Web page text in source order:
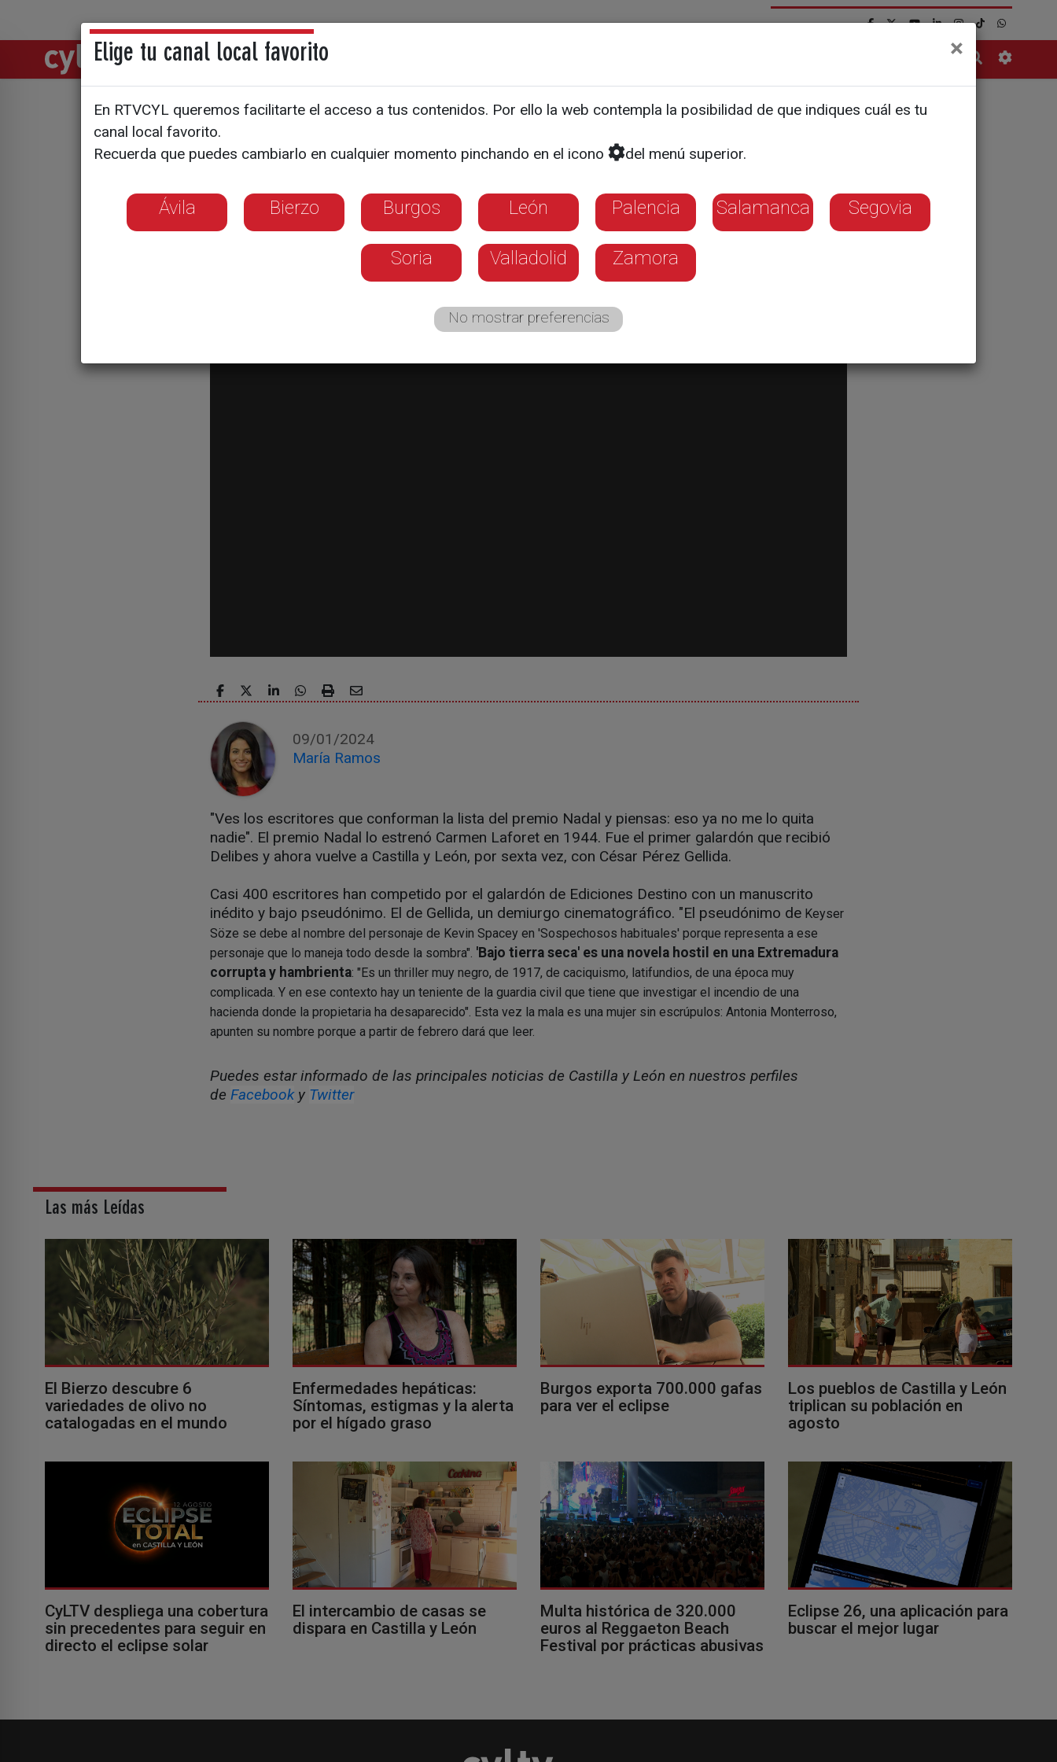
Directos Noticias
CULTURA
El premio Nadal vuelve a Castilla y León con
César Pérez Gellida
El jurado ha destacado "la personalidad estilística" de 'Bajo Tierra Seca', un
thriller rural ambientado en 1917 en Extremadura
09/01/2024
María Ramos
"Ves los escritores que conforman la lista del premio Nadal y piensas: eso ya no me lo quita
nadie". El premio Nadal lo estrenó Carmen Laforet en 1944. Fue el primer galardón que recibió
Delibes y ahora vuelve a Castilla y León, por sexta vez, con César Pérez Gellida.
Casi 400 escritores han competido por el galardón de Ediciones Destino con un manuscrito
inédito y bajo pseudónimo. El de Gellida, un demiurgo cinematográfico. "El pseudónimo de Keyser
Söze se debe al nombre del personaje de Kevin Spacey en 'Sospechosos habituales' porque representa a ese
personaje que lo maneja todo desde la sombra". 'Bajo tierra seca' es una novela hostil en una Extremadura
corrupta y hambrienta: "Es un thriller muy negro, de 1917, de caciquismo, latifundios, de una época muy
complicada. Y en ese contexto hay un teniente de la guardia civil que tiene que investigar el incendio de una
hacienda donde la propietaria ha desaparecido". Esta vez la mala es una mujer sin escrúpulos: Antonia Monterroso,
apunten su nombre porque a partir de febrero dará que leer.
Puedes estar informado de las principales noticias de Castilla y León en nuestros perfiles
de Facebooky Twitter
Las más Leídas
El Bierzo descubre 6
variedades de olivo no
catalogadas en el mundo
Enfermedades hepáticas:
Síntomas, estigmas y la alerta
por el hígado graso
Burgos exporta 700.000 gafas
para ver el eclipse
Los pueblos de Castilla y León
triplican su población en
agosto
CyLTV despliega una cobertura
sin precedentes para seguir en
directo el eclipse solar
El intercambio de casas se
dispara en Castilla y León
Multa histórica de 320.000
euros al Reggaeton Beach
Festival por prácticas abusivas
Eclipse 26, una aplicación para
buscar el mejor lugar
Elige tu canal local favorito ×
En RTVCYL queremos facilitarte el acceso a tus contenidos. Por ello la web contempla la posibilidad de que indiques cuál es tu
canal local favorito.
Recuerda que puedes cambiarlo en cualquier momento pinchando en el icono
del menú superior.
Ávila Bierzo Burgos León Palencia Salamanca Segovia
Soria Valladolid Zamora
No mostrar preferencias